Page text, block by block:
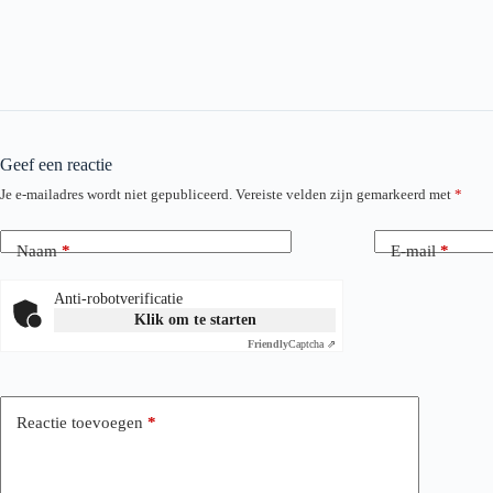
Geef een reactie
Je e-mailadres wordt niet gepubliceerd. Vereiste velden zijn gemarkeerd met *
Naam* E-mail*
Anti-robotverificatie
Klik om te starten
FriendlyCaptcha ⇗
Reactie toevoegen *